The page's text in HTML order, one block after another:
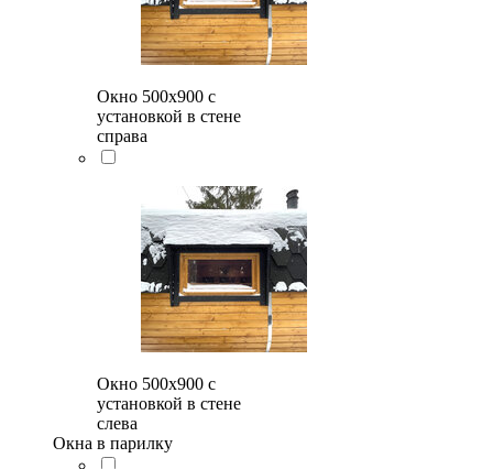
Окно 500x900 с
установкой в стене
справа
Окно 500x900 с
установкой в стене
слева
Окна в парилку